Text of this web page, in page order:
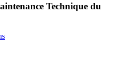
Technique du